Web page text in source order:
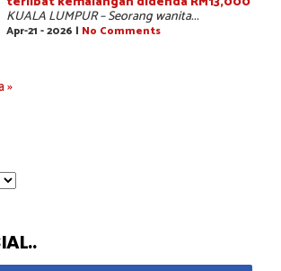
KUALA LUMPUR – Seorang wanita...
Apr-21 - 2026 | No Comments
»